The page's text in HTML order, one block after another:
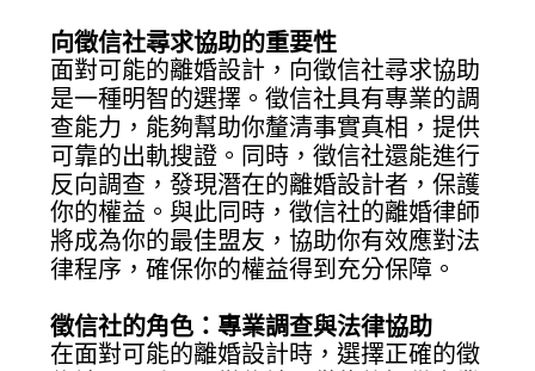
向徵信社尋求協助的重要性
面對可能的離婚設計，向徵信社尋求協助
是一種明智的選擇。徵信社具有專業的調
查能力，能夠幫助你釐清事實真相，提供
可靠的出軌搜證。同時，徵信社還能進行
反向調查，發現潛在的離婚設計者，保護
你的權益。與此同時，徵信社的離婚律師
將成為你的最佳盟友，協助你有效應對法
律程序，確保你的權益得到充分保障。
徵信社的角色：專業調查與法律協助
在面對可能的離婚設計時，選擇正確的徵